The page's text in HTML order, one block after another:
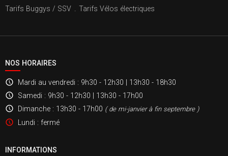
Tarifs Buggys / SSV
Tarifs Vélos électriques
NOS HORAIRES
Mardi au vendredi : 9h30 - 12h30 | 13h30 - 18h30
Samedi : 9h30 - 12h30 | 13h30 - 17h00
Dimanche : 13h30 - 17h00 ( de mi-janvier à fin septembre )
Lundi : fermé
INFORMATIONS